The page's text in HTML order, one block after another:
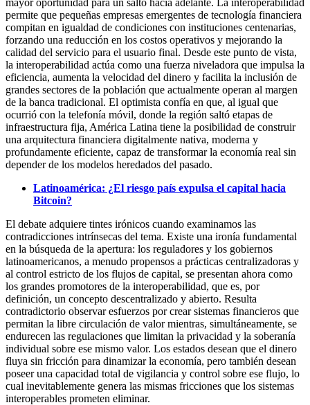
permite que pequeñas empresas emergentes de tecnología financiera
compitan en igualdad de condiciones con instituciones centenarias,
forzando una reducción en los costos operativos y mejorando la
calidad del servicio para el usuario final. Desde este punto de vista,
la interoperabilidad actúa como una fuerza niveladora que impulsa la
eficiencia, aumenta la velocidad del dinero y facilita la inclusión de
grandes sectores de la población que actualmente operan al margen
de la banca tradicional. El optimista confía en que, al igual que
ocurrió con la telefonía móvil, donde la región saltó etapas de
infraestructura fija, América Latina tiene la posibilidad de construir
una arquitectura financiera digitalmente nativa, moderna y
profundamente eficiente, capaz de transformar la economía real sin
depender de los modelos heredados del pasado.
Latinoamérica: ¿El riesgo país expulsa el capital hacia
Bitcoin?
El debate adquiere tintes irónicos cuando examinamos las
contradicciones intrínsecas del tema. Existe una ironía fundamental
en la búsqueda de la apertura: los reguladores y los gobiernos
latinoamericanos, a menudo propensos a prácticas centralizadoras y
al control estricto de los flujos de capital, se presentan ahora como
los grandes promotores de la interoperabilidad, que es, por
definición, un concepto descentralizado y abierto. Resulta
contradictorio observar esfuerzos por crear sistemas financieros que
permitan la libre circulación de valor mientras, simultáneamente, se
endurecen las regulaciones que limitan la privacidad y la soberanía
individual sobre ese mismo valor. Los estados desean que el dinero
fluya sin fricción para dinamizar la economía, pero también desean
poseer una capacidad total de vigilancia y control sobre ese flujo, lo
cual inevitablemente genera las mismas fricciones que los sistemas
interoperables prometen eliminar.